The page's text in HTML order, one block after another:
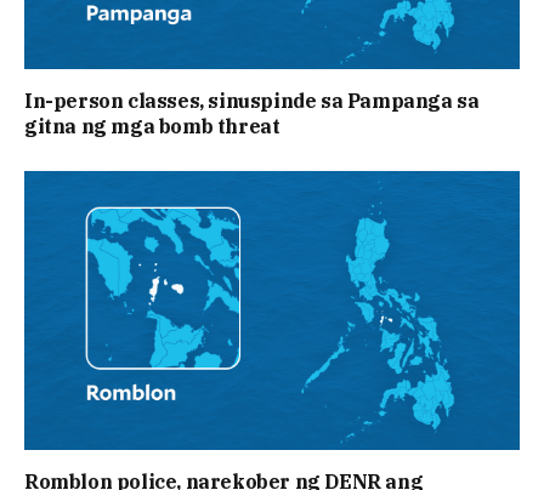
In-person classes, sinuspinde sa Pampanga sa
gitna ng mga bomb threat
Romblon police, narekober ng DENR ang